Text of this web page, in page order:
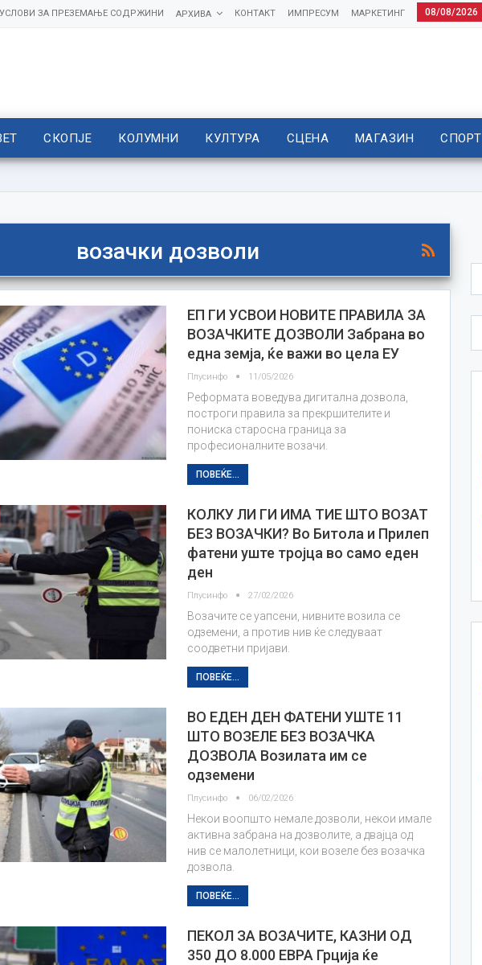
08/08/2026
МАРКЕТИНГ
ИМПРЕСУМ
КОНТАКТ
АРХИВА
УСЛОВИ ЗА ПРЕЗЕМАЊЕ СОДРЖИНИ
СКОПЈЕ КОЛУМНИ КУЛТУРА СЦЕНА МАГАЗИН СПОРТ
возачки дозволи
ЕП ГИ УСВОИ НОВИТЕ ПРАВИЛА ЗА
ВОЗАЧКИТЕ ДОЗВОЛИ Забрана во
една земја, ќе важи во цела ЕУ
Плусинфо 11/05/2026
Реформата воведува дигитална дозвола,
построги правила за прекршителите и
пониска старосна граница за
професионалните возачи.
ПОВЕЌЕ...
КОЛКУ ЛИ ГИ ИМА ТИЕ ШТО ВОЗАТ
БЕЗ ВОЗАЧКИ? Во Битола и Прилеп
фатени уште тројца во само еден
ден
Плусинфо 27/02/2026
Возачите се уапсени, нивните возила се
одземени, а против нив ќе следуваат
соодветни пријави.
ПОВЕЌЕ...
ВО ЕДЕН ДЕН ФАТЕНИ УШТЕ 11
ШТО ВОЗЕЛЕ БЕЗ ВОЗАЧКА
ДОЗВОЛА Возилата им се
одземени
Плусинфо 06/02/2026
Некои воопшто немале дозволи, некои имале
активна забрана на дозволите, а двајца од
нив се малолетници, кои возеле без возачка
дозвола.
ПОВЕЌЕ...
ПЕКОЛ ЗА ВОЗАЧИТЕ, КАЗНИ ОД
350 ДО 8.000 ЕВРА Грција ќе